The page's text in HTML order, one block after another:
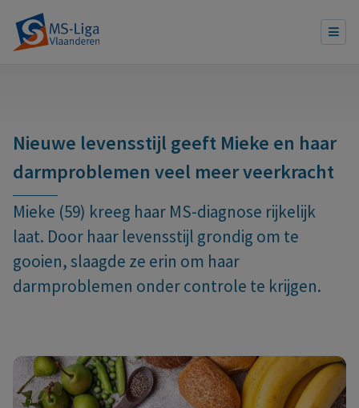
Nieuwe levensstijl geeft Mieke en haar
darmproblemen veel meer veerkracht
Mieke (59) kreeg haar MS-diagnose rijkelijk
laat. Door haar levensstijl grondig om te
gooien, slaagde ze erin om haar
darmproblemen onder controle te krijgen.